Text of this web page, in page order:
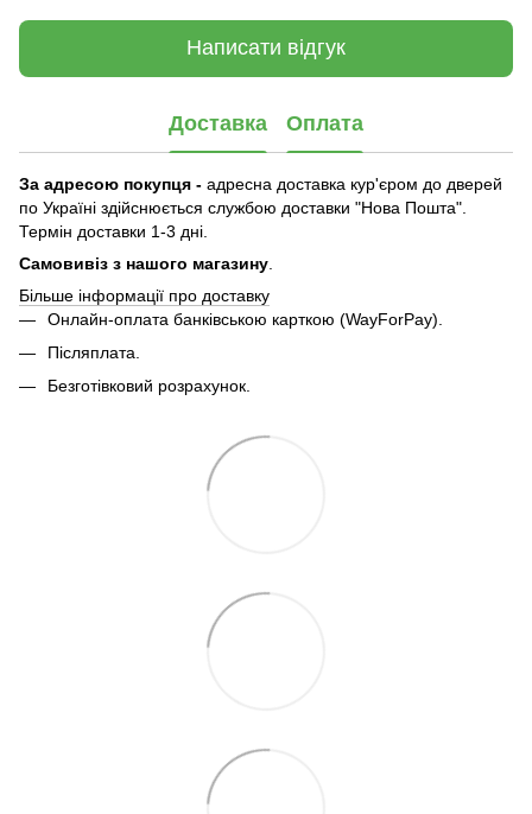
Написати відгук
Доставка Оплата
За адресою покупця - адресна доставка кур'єром до дверей
по Україні здійснюється службою доставки "Нова Пошта".
Термін доставки 1-3 дні.
Самовивіз з нашого магазину
Більше інформації про доставку
Онлайн-оплата банківською карткою (WayForPay).
Післяплата.
Безготівковий розрахунок.